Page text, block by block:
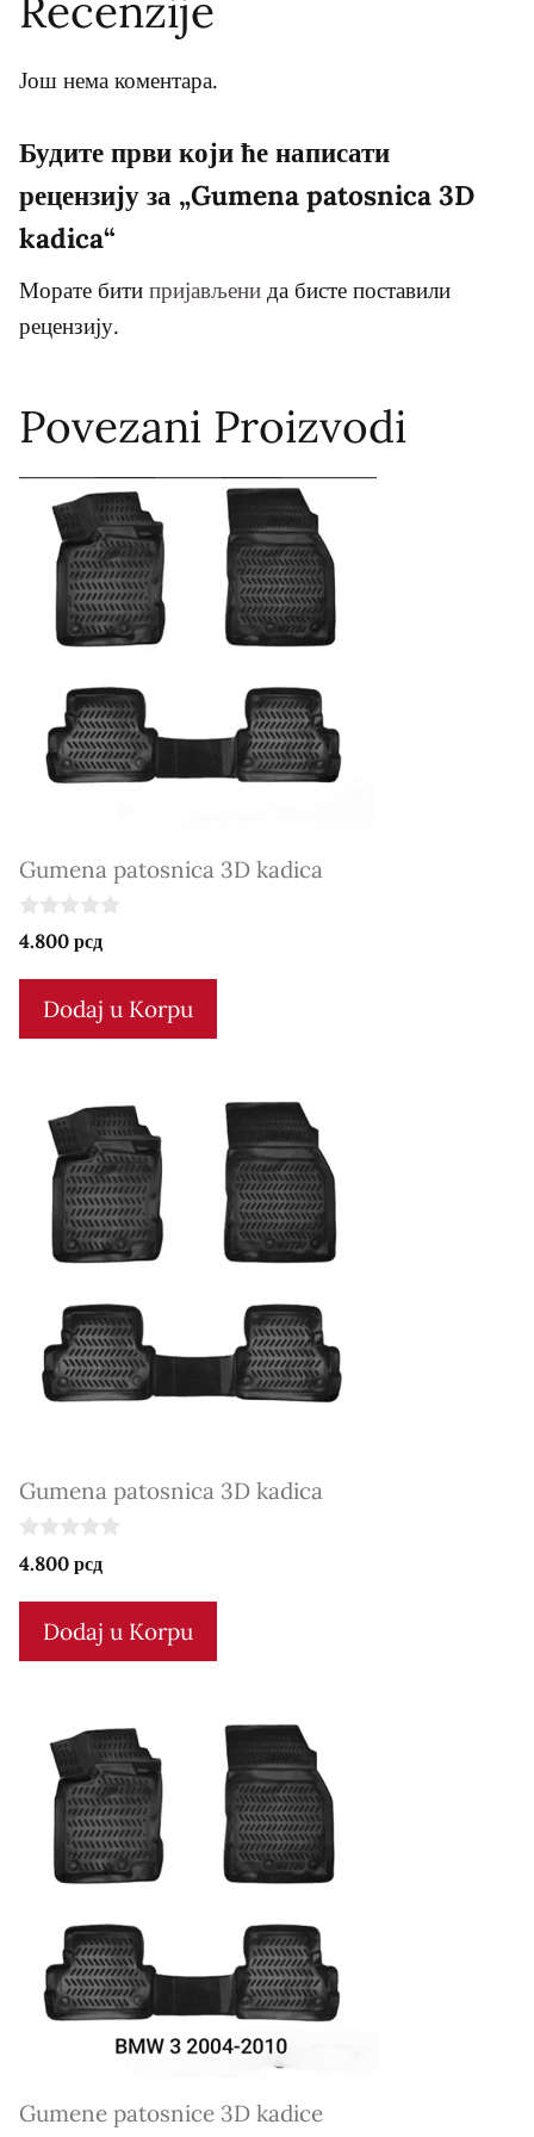
Још нема коментара.
Будите први који ће написати
рецензију за „Gumena patosnica 3D
kadica“
Морате бити пријављени да бисте поставили
рецензију.
Povezani Proizvodi
Gumena patosnica 3D kadica
0
o
4.800 рсд
Dodaj u Korpu
Gumena patosnica 3D kadica
0
o
4.800 рсд
Dodaj u Korpu
Gumene patosnice 3D kadice